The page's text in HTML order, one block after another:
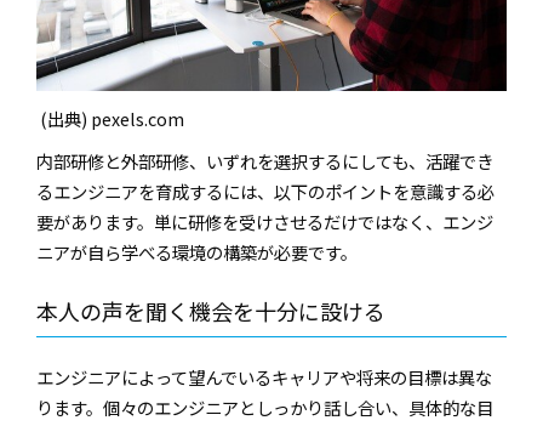
(出典) pexels.com
内部研修と外部研修、いずれを選択するにしても、活躍でき
るエンジニアを育成するには、以下のポイントを意識する必
要があります。単に研修を受けさせるだけではなく、エンジ
ニアが自ら学べる環境の構築が必要です。
本人の声を聞く機会を十分に設ける
エンジニアによって望んでいるキャリアや将来の目標は異な
ります。個々のエンジニアとしっかり話し合い、具体的な目